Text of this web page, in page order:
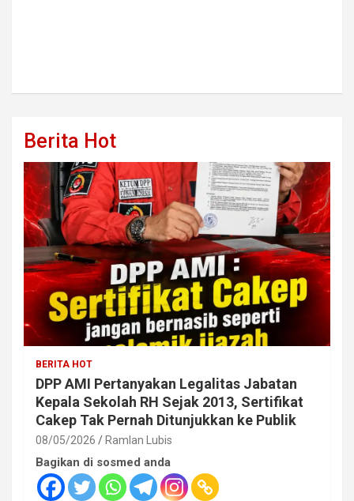
Berita Hot
BERITA HOT
DPP AMI Pertanyakan Legalitas Jabatan
Kepala Sekolah RH Sejak 2013, Sertifikat
Cakep Tak Pernah Ditunjukkan ke Publik
08/05/2026 Ramlan Lubis
Bagikan di sosmed anda